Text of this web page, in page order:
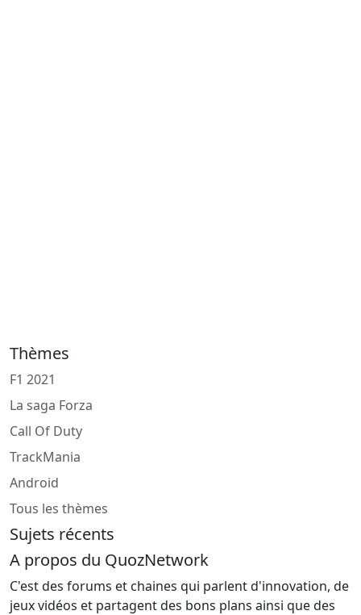
Thèmes
F1 2021
La saga Forza
Call Of Duty
TrackMania
Android
Tous les thèmes
Sujets récents
A propos du QuozNetwork
C'est des forums et chaines qui parlent d'innovation, de
jeux vidéos et partagent des bons plans ainsi que des